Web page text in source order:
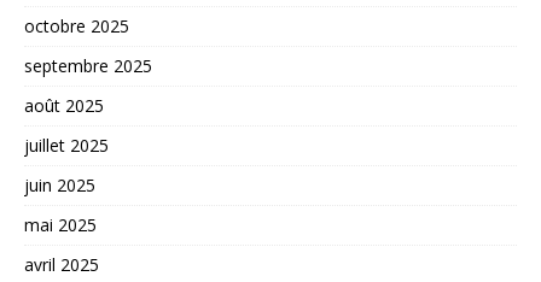
octobre 2025
septembre 2025
août 2025
juillet 2025
juin 2025
mai 2025
avril 2025